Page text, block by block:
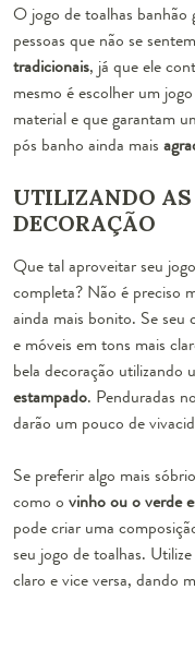
O jogo de toalhas
pessoas que não se
tradicionais, já que ele
mesmo é escolher um
material e que garantam
pós banho ainda mais
UTILIZANDO
DECORAÇÃO
Que tal aproveitar seu
completa? Não é preciso
ainda mais bonito. Se seu
e móveis em tons mais
bela decoração utilizando
estampado. Penduradas
darão um pouco de
Se preferir algo mais
como o vinho ou o verde
pode criar uma
seu jogo de toalhas.
claro e vice versa, dando